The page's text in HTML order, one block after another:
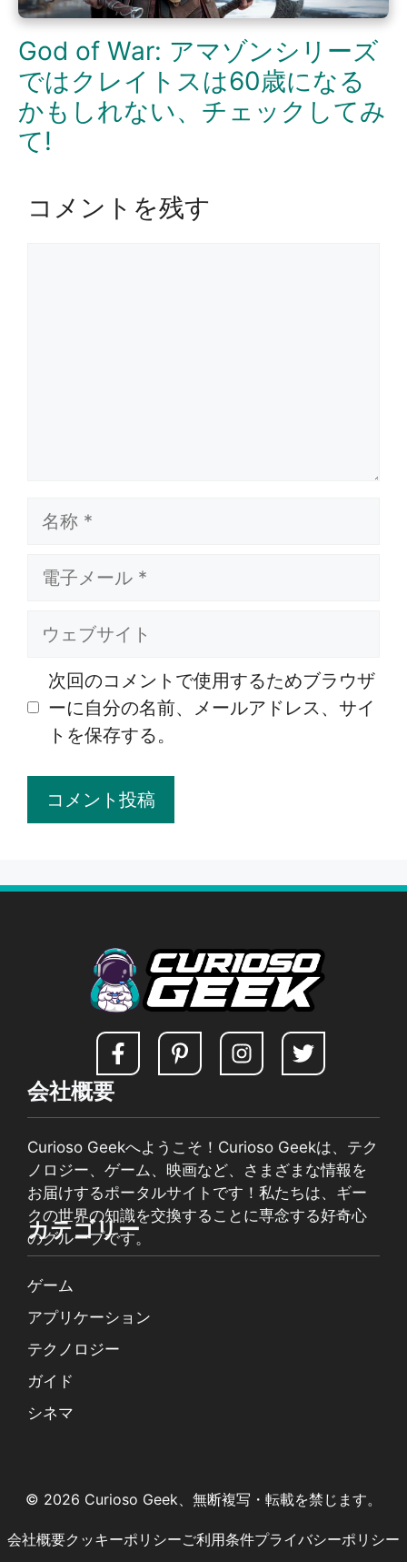
God of War: アマゾンシリーズ
ではクレイトスは60歳になる
かもしれない、チェックしてみ
て!
コメントを残す
電
サ
次回のコメントで使用するためブラウザ
ーに自分の名前、メールアドレス、サイ
トを保存する。
会社概要
Curioso Geekへようこそ！Curioso Geekは、テク
ノロジー、ゲーム、映画など、さまざまな情報を
お届けするポータルサイトです！私たちは、ギー
クの世界の知識を交換することに専念する好奇心
のグループです。
カテゴリー
ゲーム
アプリケーション
テクノロジー
ガイド
シネマ
© 2026 Curioso Geek、無断複写・転載を禁じます。
プライバシーポリシー
ご利用条件
クッキーポリシー
会社概要